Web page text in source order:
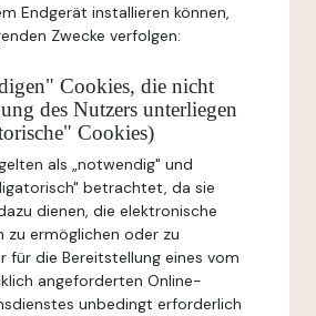
Endgerät installieren können,
Zwecke verfolgen:
Cookies, die nicht
des Nutzers unterliegen
Cookies)
als „notwendig" und
betrachtet, da sie
dienen, die elektronische
zu ermöglichen oder zu
für die Bereitstellung eines vom
angeforderten Online-
unbedingt erforderlich